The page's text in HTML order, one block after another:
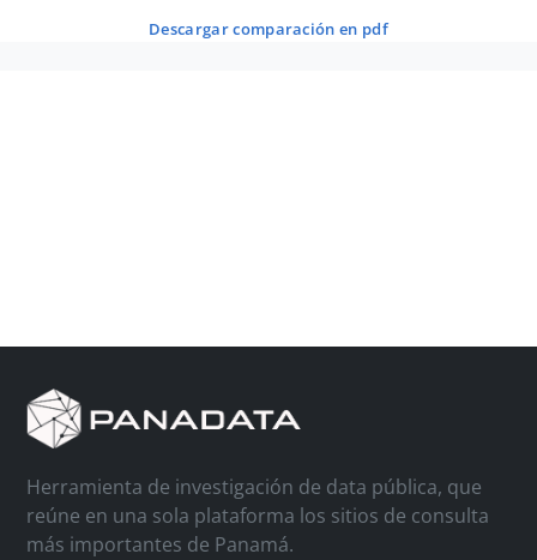
descargar comparación en pdf
Herramienta de investigación de data pública, que
reúne en una sola plataforma los sitios de consulta
más importantes de Panamá.